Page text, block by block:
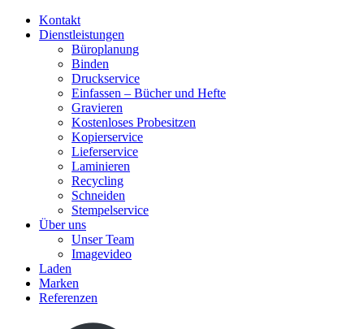
Kontakt
Dienstleistungen
Büroplanung
Binden
Druckservice
Einfassen – Bücher und Hefte
Gravieren
Kostenloses Probesitzen
Kopierservice
Lieferservice
Laminieren
Recycling
Schneiden
Stempelservice
Über uns
Unser Team
Imagevideo
Laden
Marken
Referenzen